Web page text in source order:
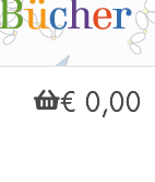
€ 0,00